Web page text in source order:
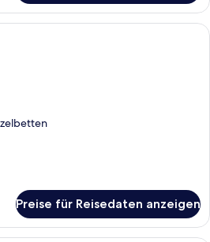
Ein Hotelzimmer mit einem großen
Preise für Reisedaten anzeigen